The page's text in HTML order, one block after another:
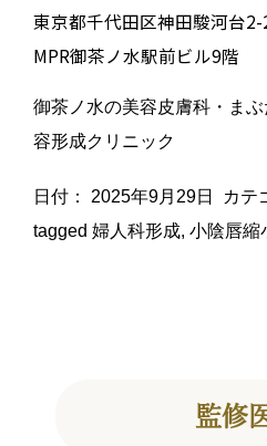
東京都千代田区神田駿河台
MPR御茶ノ水駅前ビル9階
御茶ノ水の美容皮膚科・ま
容形成クリニック
日付： 2025年9月29日 カテ
tagged 婦人科形成, 小陰唇縮
監修